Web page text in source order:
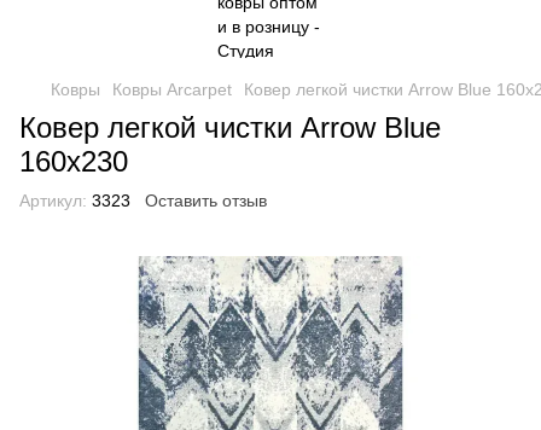
Ковры Ковры Arcarpet Ковер легкой чистки Arrow Blue
Ковер легкой чистки Arrow Blue
160x230
Артикул: 3323 Оставить отзыв